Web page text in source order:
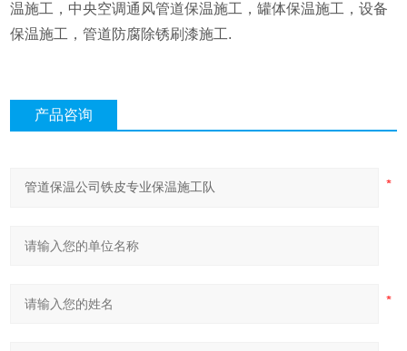
温施工，中央空调通风管道保温施工，罐体保温施工，设备
保温施工，管道防腐除锈刷漆施工.
产品咨询